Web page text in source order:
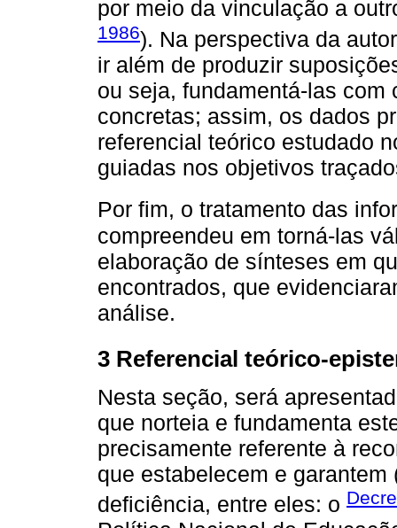
por meio da vinculação a
1986). Na perspectiva da
ir além de produzir
ou seja, fundamentá-las
concretas; assim, os dados
referencial teórico estudado
guiadas nos objetivos
Por fim, o tratamento das
compreendeu em torná-las
elaboração de sínteses em
encontrados, que
análise.
3 Referencial teórico-
Nesta seção, será
que norteia e fundamenta
precisamente referente à
que estabelecem e
deficiência, entre eles: o